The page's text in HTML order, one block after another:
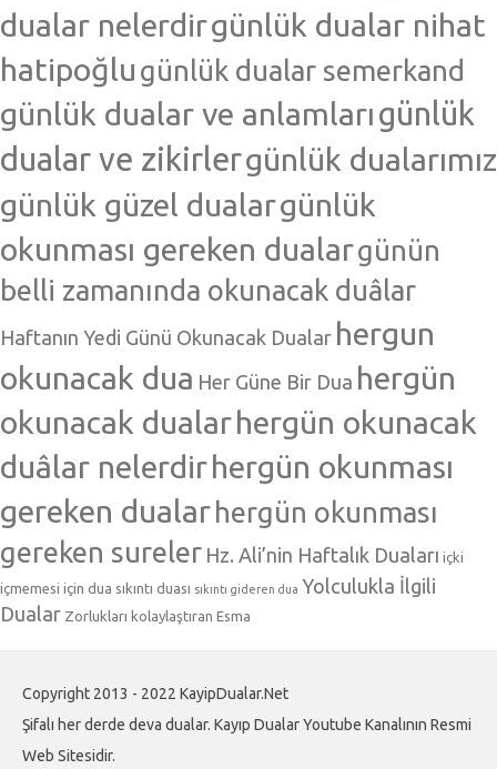
dualar nelerdirgünlük dualar nihat
hatipoğlu günlük dualar semerkand
günlük dualar ve anlamlarıgünlük
dualar ve zikirlergünlük dualarımız
günlük güzel dualargünlük
okunması gereken dualargünün
belli zamanında okunacak duâlar
Haftanın Yedi Günü Okunacak Dualar hergun
okunacak dua Her Güne Bir Dua hergün
okunacak dualarhergün okunacak
duâlar nelerdirhergün okunması
gereken dualar hergün okunması
gereken sureler Hz. Ali’nin Haftalık Duaları içki
içmemesi için dua sıkıntı duası sıkıntı gideren dua Yolculukla İlgili
Dualar Zorlukları kolaylaştıran Esma
Copyright 2013 - 2022 KayipDualar.Net
Şifalı her derde deva dualar. Kayıp Dualar Youtube Kanalının Resmi
Web Sitesidir.